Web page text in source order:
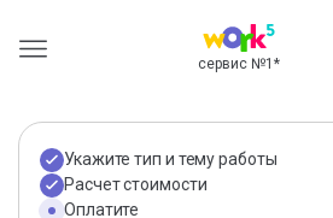
сервис №1 *
Укажите тип и тему работы
Расчет стоимости
Оплатите